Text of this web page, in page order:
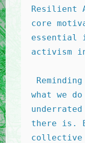
Resilient
core
essential
activism
what we
there is.